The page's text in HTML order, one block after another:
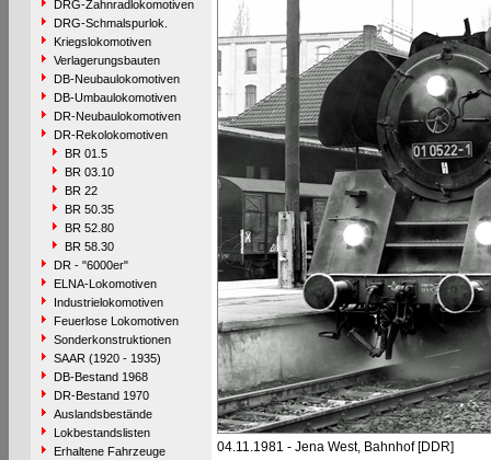
DRG-Zahnradlokomotiven
DRG-Schmalspurlok.
Kriegslokomotiven
Verlagerungsbauten
DB-Neubaulokomotiven
DB-Umbaulokomotiven
DR-Neubaulokomotiven
DR-Rekolokomotiven
BR 01.5
BR 03.10
BR 22
BR 50.35
BR 52.80
BR 58.30
DR - "6000er"
ELNA-Lokomotiven
Industrielokomotiven
Feuerlose Lokomotiven
Sonderkonstruktionen
SAAR (1920 - 1935)
DB-Bestand 1968
DR-Bestand 1970
Auslandsbestände
Lokbestandslisten
Erhaltene Fahrzeuge
04.11.1981 - Jena West, Bahnhof [DDR]